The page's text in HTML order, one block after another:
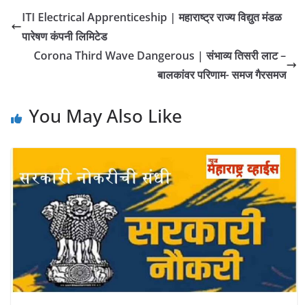
ITI Electrical Apprenticeship | महाराष्ट्र राज्य विद्युत मंडळ
पारेषण कंपनी लिमिटेड
Corona Third Wave Dangerous | संभाव्य तिसरी लाट –
बालकांवर परिणाम- समज गैरसमज
You May Also Like